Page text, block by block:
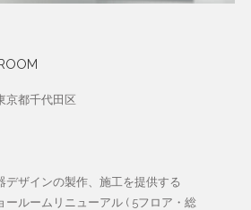
京都千代田区
デザインの製作、施工を提供する
ールームリニューアル ( 5フロア・総